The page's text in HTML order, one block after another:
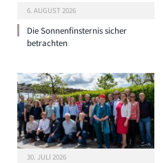
6. AUGUST 2026
Die Sonnenfinsternis sicher
betrachten
30. JULI 2026